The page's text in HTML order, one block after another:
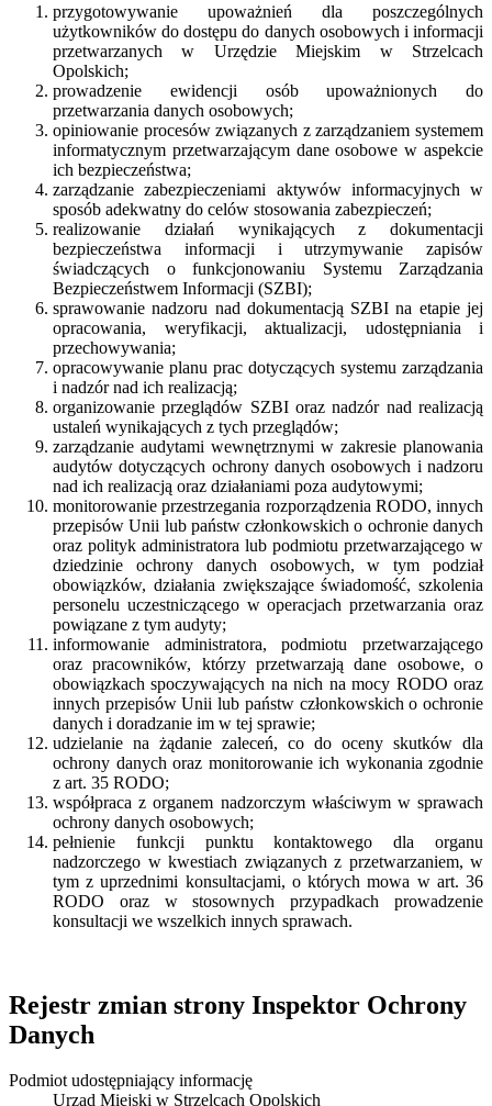
przygotowywanie upoważnień dla poszczególnych
użytkowników do dostępu do danych osobowych i informacji
przetwarzanych w Urzędzie Miejskim w Strzelcach
Opolskich;
prowadzenie ewidencji osób upoważnionych do
przetwarzania danych osobowych;
opiniowanie procesów związanych z zarządzaniem systemem
informatycznym przetwarzającym dane osobowe w aspekcie
ich bezpieczeństwa;
zarządzanie zabezpieczeniami aktywów informacyjnych w
sposób adekwatny do celów stosowania zabezpieczeń;
realizowanie działań wynikających z dokumentacji
bezpieczeństwa informacji i utrzymywanie zapisów
świadczących o funkcjonowaniu Systemu Zarządzania
Bezpieczeństwem Informacji (SZBI);
sprawowanie nadzoru nad dokumentacją SZBI na etapie jej
opracowania, weryfikacji, aktualizacji, udostępniania i
przechowywania;
opracowywanie planu prac dotyczących systemu zarządzania
i nadzór nad ich realizacją;
organizowanie przeglądów SZBI oraz nadzór nad realizacją
ustaleń wynikających z tych przeglądów;
zarządzanie audytami wewnętrznymi w zakresie planowania
audytów dotyczących ochrony danych osobowych i nadzoru
nad ich realizacją oraz działaniami poza audytowymi;
monitorowanie przestrzegania rozporządzenia RODO, innych
przepisów Unii lub państw członkowskich o ochronie danych
oraz polityk administratora lub podmiotu przetwarzającego w
dziedzinie ochrony danych osobowych, w tym podział
obowiązków, działania zwiększające świadomość, szkolenia
personelu uczestniczącego w operacjach przetwarzania oraz
powiązane z tym audyty;
informowanie administratora, podmiotu przetwarzającego
oraz pracowników, którzy przetwarzają dane osobowe, o
obowiązkach spoczywających na nich na mocy RODO oraz
innych przepisów Unii lub państw członkowskich o ochronie
danych i doradzanie im w tej sprawie;
udzielanie na żądanie zaleceń, co do oceny skutków dla
ochrony danych oraz monitorowanie ich wykonania zgodnie
z art. 35 RODO;
współpraca z organem nadzorczym właściwym w sprawach
ochrony danych osobowych;
pełnienie funkcji punktu kontaktowego dla organu
nadzorczego w kwestiach związanych z przetwarzaniem, w
tym z uprzednimi konsultacjami, o których mowa w art. 36
RODO oraz w stosownych przypadkach prowadzenie
konsultacji we wszelkich innych sprawach.
Rejestr zmian strony Inspektor Ochrony
Danych
Podmiot udostępniający informację
Urząd Miejski w Strzelcach Opolskich